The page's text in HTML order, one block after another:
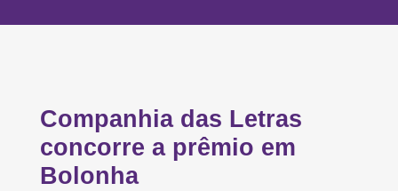
Companhia das Letras
concorre a prêmio em
Bolonha